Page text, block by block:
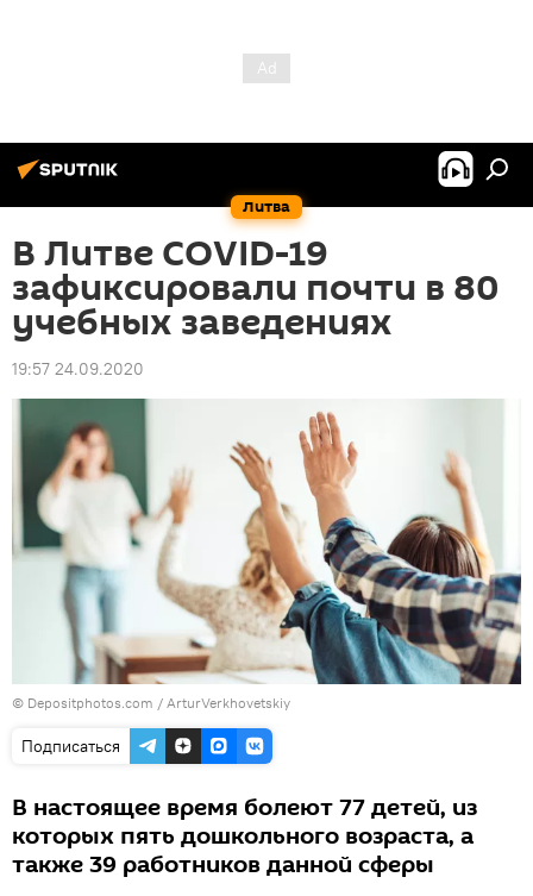
Литва
В Литве COVID-19
зафиксировали почти в 80
учебных заведениях
19:57 24.09.2020
© Depositphotos.com / ArturVerkhovetskiy
Подписаться
В настоящее время болеют 77 детей, из
которых пять дошкольного возраста, а
также 39 работников данной сферы